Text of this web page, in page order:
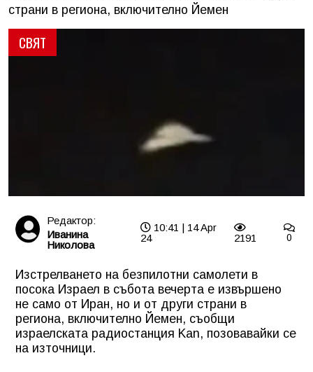
СВЯТ
страни в региона, включително Йемен
Редактор:
Иванина
Николова
10:41 | 14 Apr
24
2191 0
Изстрелването на безпилотни самолети в
посока Израел в събота вечерта е извършено
не само от Иран, но и от други страни в
региона, включително Йемен, съобщи
израелската радиостанция Kan, позовавайки се
на източници.